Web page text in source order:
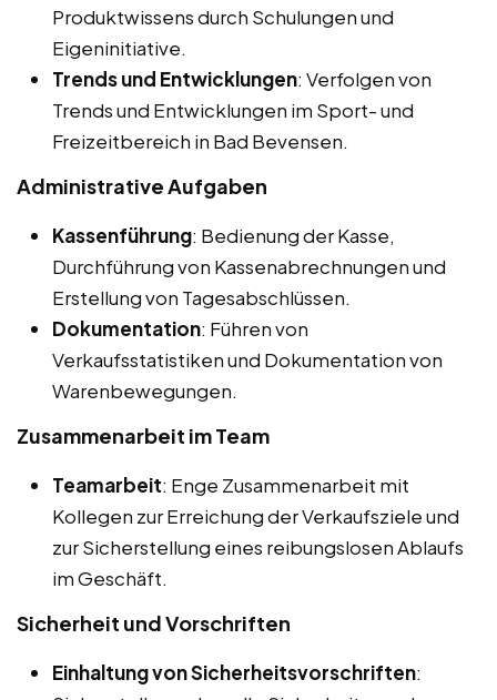
Produktwissens durch Schulungen und
Eigeninitiative.
Trends und Entwicklungen: Verfolgen von
Trends und Entwicklungen im Sport- und
Freizeitbereich in Bad Bevensen.
Administrative Aufgaben
Kassenführung: Bedienung der Kasse,
Durchführung von Kassenabrechnungen und
Erstellung von Tagesabschlüssen.
Dokumentation: Führen von
Verkaufsstatistiken und Dokumentation von
Warenbewegungen.
Zusammenarbeit im Team
Teamarbeit: Enge Zusammenarbeit mit
Kollegen zur Erreichung der Verkaufsziele und
zur Sicherstellung eines reibungslosen Ablaufs
im Geschäft.
Sicherheit und Vorschriften
Einhaltung von Sicherheitsvorschriften: